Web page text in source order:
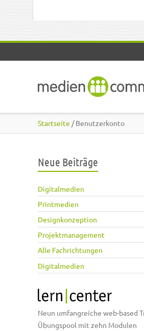
Startseite / Benutzerkonto
Neue Beiträge
Digitalmedien
Printmedien
Designkonzeption
Projektmanagement
Alle Fachrichtungen
Digitalmedien
Neun umfangreiche web-based
Übungspool mit zehn Modulen